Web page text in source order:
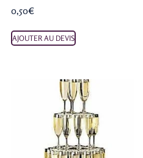
0,50€
AJOUTER AU DEVIS